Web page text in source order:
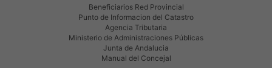
Beneficiarios Red Provincial
Punto de Informacion del Catastro
Agencia Tributaria
Ministerio de Administraciones Públicas
Junta de Andalucia
Manual del Concejal